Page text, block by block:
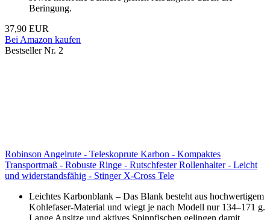
Beringung.
37,90 EUR
Bei Amazon kaufen
Bestseller Nr. 2
Robinson Angelrute - Teleskoprute Karbon - Kompaktes
Transportmaß - Robuste Ringe - Rutschfester Rollenhalter - Leicht
und widerstandsfähig - Stinger X-Cross Tele
Leichtes Karbonblank – Das Blank besteht aus hochwertigem
Kohlefaser-Material und wiegt je nach Modell nur 134–171 g.